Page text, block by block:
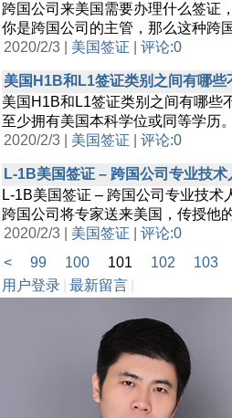
跨国公司来美国需要办理什么签证
你是跨国公司的主管，那么这种跨
2020/2/3 | 美国签证 评论:0
美国H1B和L1签证类别之间有哪些
美国H1B和L1签证类别之间有哪些
至少拥有美国本科学位或同等学历
2020/2/3 | 美国签证 评论:0
L-1B美国签证 – 跨国公司专业技术
L-1B美国签证 – 跨国公司专业技
跨国公司将专家送来美国，传授他
2020/2/3 | 美国签证
评论:0
<
99 100 101 102 103
用户登录 最新留言